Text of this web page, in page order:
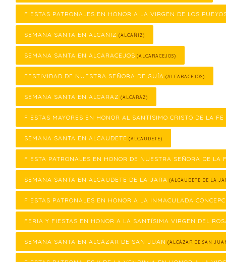
FIESTAS PATRONALES EN HONOR A LA VIRGEN DE LOS
SEMANA SANTA EN ALCAÑIZ (ALCAÑIZ)
SEMANA SANTA EN ALCARACEJOS (ALCARACEJOS)
FESTIVIDAD DE NUESTRA SEÑORA DE GUÍA (ALCARACEJOS)
SEMANA SANTA EN ALCARAZ (ALCARAZ)
FIESTAS MAYORES EN HONOR AL SANTÍSIMO CRISTO DE LA FE
SEMANA SANTA EN ALCAUDETE (ALCAUDETE)
FIESTA PATRONALES EN HONOR DE NUESTRA SEÑORA DE LA
SEMANA SANTA EN ALCAUDETE DE LA JARA (ALCAUDETE DE LA
FIESTAS PATRONALES EN HONOR A LA INMACULADA
FERIA Y FIESTAS EN HONOR A LA SANTÍSIMA VIRGEN DEL
SEMANA SANTA EN ALCÁZAR DE SAN JUAN (ALCÁZAR DE SAN